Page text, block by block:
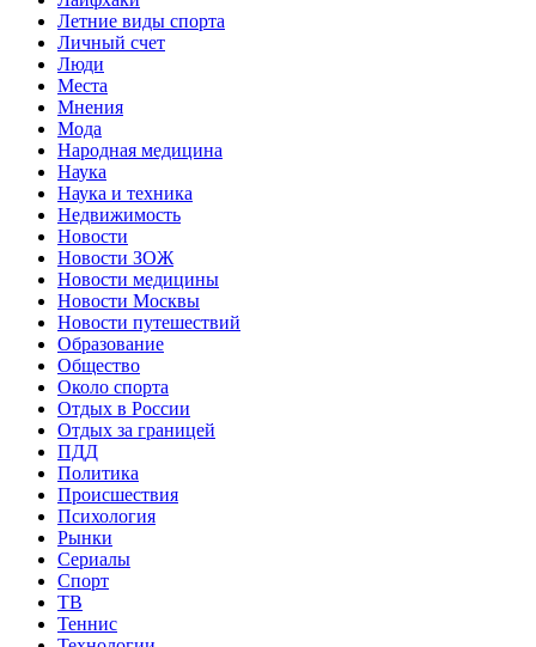
Летние виды спорта
Личный счет
Люди
Места
Мнения
Мода
Народная медицина
Наука
Наука и техника
Недвижимость
Новости
Новости ЗОЖ
Новости медицины
Новости Москвы
Новости путешествий
Образование
Общество
Около спорта
Отдых в России
Отдых за границей
ПДД
Политика
Происшествия
Психология
Рынки
Сериалы
Спорт
ТВ
Теннис